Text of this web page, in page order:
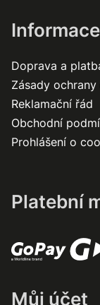
Informace
Doprava a
Zásady
Reklamační řád
Obchodní
Prohlášení o
Platební
Můj účet